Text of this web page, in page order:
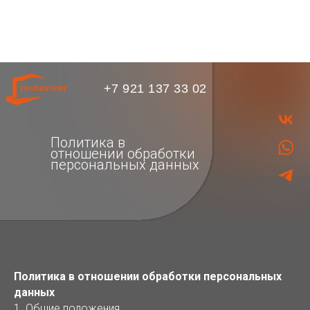
+7 921 137 33 02
Политика в
отношении обработки
персональных данных
Политика в отношении обработки персональных
данных